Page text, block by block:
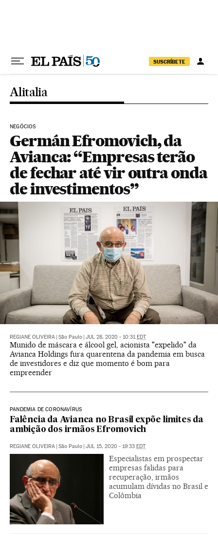
SUSCRÍBETE
Alitalia
NEGÓCIOS
Germán Efromovich, da
Avianca: “Empresas terão
de fechar até vir outra onda
de investimentos”
REGIANE OLIVEIRA São Paulo JUL 28, 2020 - 10:31 EDT
Munido de máscara e álcool gel, acionista "expelido" da
Avianca Holdings fura quarentena da pandemia em busca
de investidores e diz que momento é bom para
empreender
PANDEMIA DE CORONAVÍRUS
Falência da Avianca no Brasil expõe limites da
ambição dos irmãos Efromovich
REGIANE OLIVEIRA São Paulo JUL 15, 2020 - 19:33 EDT
Especialistas em prospectar
empresas falidas para
recuperação, irmãos
acumulam dívidas no Brasil e
Colômbia